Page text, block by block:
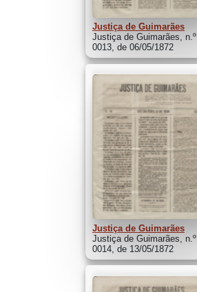
Justiça de Guimarães
Justiça de Guimarães, n.º
0013, de 06/05/1872
Justiça de Guimarães
Justiça de Guimarães, n.º
0014, de 13/05/1872